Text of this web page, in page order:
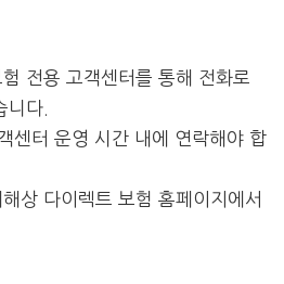
전용 고객센터를 통해 전화로
니다.
센터 운영 시간 내에 연락해야 합
상 다이렉트 보험 홈페이지에서